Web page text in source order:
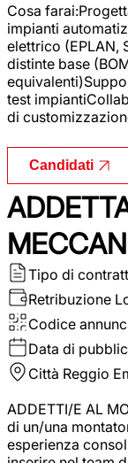
Cosa
impianti
elettrico (EPLAN,
distinte base
test
di
Candidati
Tipo di
Retribuzione
Codice
Data di
Città Reggio
ADDETTI/E AL
di un/una
esperienza